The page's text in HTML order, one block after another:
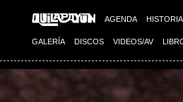
AGENDA HISTORIA
GALERÍA DISCOS VIDEOS/AV